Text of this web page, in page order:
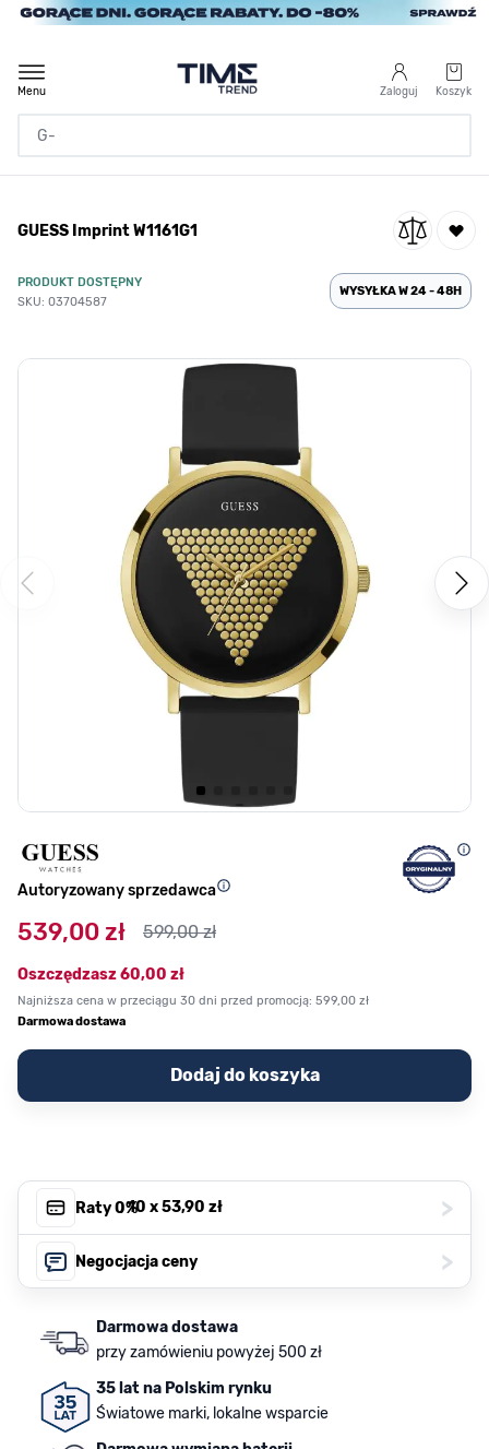
Przejdź do treści
Zaloguj Koszyk
Menu
/
GUESS Imprint W1161G1
GUESS Imprint W1161G1
PRODUKT DOSTĘPNY
SKU: 03704587
WYSYŁKA W 24 - 48H
Autoryzowany sprzedawca
539,00 zł 599,00 zł
Oszczędzasz60,00 zł
Najniższa cena w przeciągu 30 dni przed promocją: 599,00 zł
Darmowa dostawa
Dodaj do koszyka
Raty 0%, 10 x53,90 zł >
Negocjacja ceny >
Darmowa dostawa
przy zamówieniu powyżej 500 zł
35 lat na Polskim rynku
Światowe marki, lokalne wsparcie